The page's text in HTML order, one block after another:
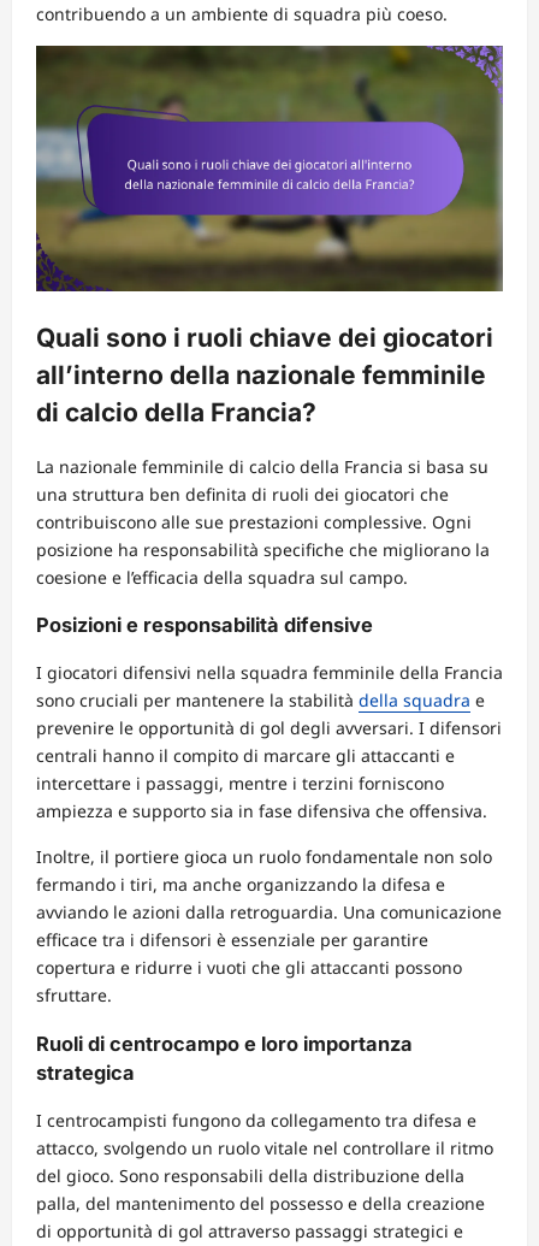
contribuendo a un ambiente di squadra più coeso.
Quali sono i ruoli chiave dei giocatori
all’interno della nazionale femminile
di calcio della Francia?
La nazionale femminile di calcio della Francia si basa su
una struttura ben definita di ruoli dei giocatori che
contribuiscono alle sue prestazioni complessive. Ogni
posizione ha responsabilità specifiche che migliorano la
coesione e l’efficacia della squadra sul campo.
Posizioni e responsabilità difensive
I giocatori difensivi nella squadra femminile della Francia
sono cruciali per mantenere la stabilità della squadra e
prevenire le opportunità di gol degli avversari. I difensori
centrali hanno il compito di marcare gli attaccanti e
intercettare i passaggi, mentre i terzini forniscono
ampiezza e supporto sia in fase difensiva che offensiva.
Inoltre, il portiere gioca un ruolo fondamentale non solo
fermando i tiri, ma anche organizzando la difesa e
avviando le azioni dalla retroguardia. Una comunicazione
efficace tra i difensori è essenziale per garantire
copertura e ridurre i vuoti che gli attaccanti possono
sfruttare.
Ruoli di centrocampo e loro importanza
strategica
I centrocampisti fungono da collegamento tra difesa e
attacco, svolgendo un ruolo vitale nel controllare il ritmo
del gioco. Sono responsabili della distribuzione della
palla, del mantenimento del possesso e della creazione
di opportunità di gol attraverso passaggi strategici e